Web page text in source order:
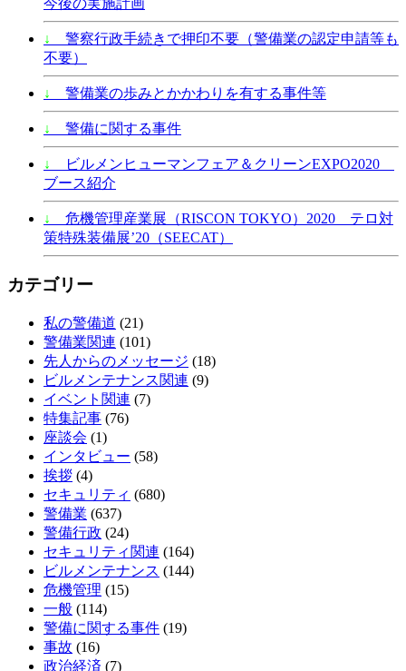
↓
警察行政手続きで押印不要（警備業の認定申請等も
不要）
↓ 警備業の歩みとかかわりを有する事件等
↓ 警備に関する事件
↓
ビルメンヒューマンフェア＆クリーンEXPO2020
ブース紹介
↓
危機管理産業展（RISCON TOKYO）2020 テロ対
策特殊装備展’20（SEECAT）
カテゴリー
私の警備道 (21)
警備業関連 (101)
先人からのメッセージ (18)
ビルメンテナンス関連 (9)
イベント関連 (7)
特集記事 (76)
座談会 (1)
インタビュー (58)
挨拶 (4)
セキュリティ (680)
警備業 (637)
警備行政 (24)
セキュリティ関連 (164)
ビルメンテナンス (144)
危機管理 (15)
一般 (114)
警備に関する事件 (19)
事故 (16)
政治経済 (7)